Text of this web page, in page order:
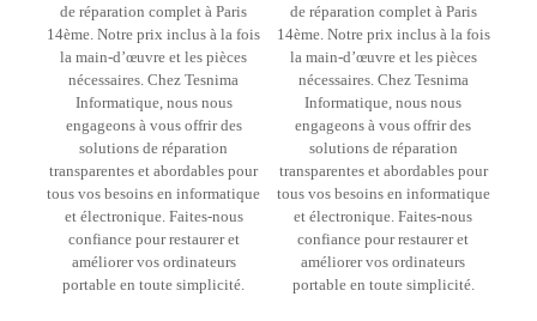
de réparation complet à Paris
14ème. Notre prix inclus à la fois
la main-d’œuvre et les pièces
nécessaires. Chez Tesnima
Informatique, nous nous
engageons à vous offrir des
solutions de réparation
transparentes et abordables pour
tous vos besoins en informatique
et électronique. Faites-nous
confiance pour restaurer et
améliorer vos ordinateurs
portable en toute simplicité.
de réparation complet à Paris
14ème. Notre prix inclus à la fois
la main-d’œuvre et les pièces
nécessaires. Chez Tesnima
Informatique, nous nous
engageons à vous offrir des
solutions de réparation
transparentes et abordables pour
tous vos besoins en informatique
et électronique. Faites-nous
confiance pour restaurer et
améliorer vos ordinateurs
portable en toute simplicité.